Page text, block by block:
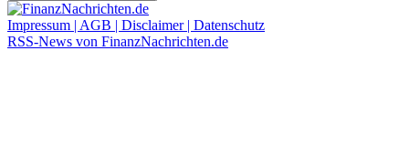
Impressum | AGB | Disclaimer | Datenschutz
RSS-News von FinanzNachrichten.de